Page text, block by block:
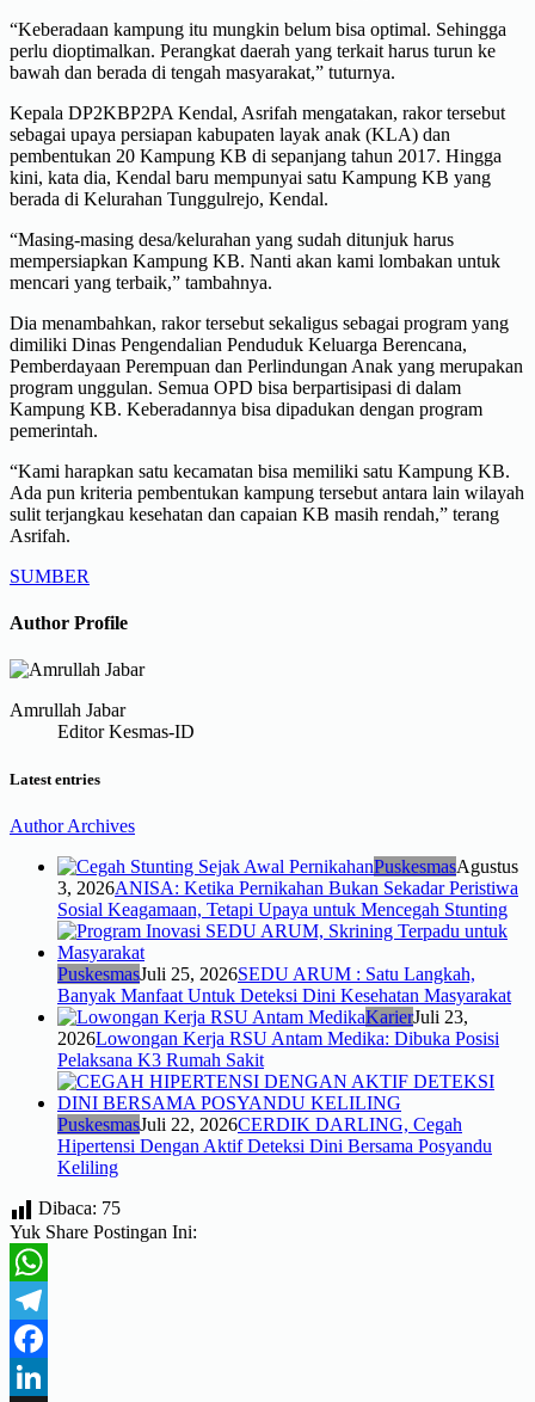
“Keberadaan kampung itu mungkin belum bisa optimal. Sehingga
perlu dioptimalkan. Perangkat daerah yang terkait harus turun ke
bawah dan berada di tengah masyarakat,” tuturnya.
Kepala DP2KBP2PA Kendal, Asrifah mengatakan, rakor tersebut
sebagai upaya persiapan kabupaten layak anak (KLA) dan
pembentukan 20 Kampung KB di sepanjang tahun 2017. Hingga
kini, kata dia, Kendal baru mempunyai satu Kampung KB yang
berada di Kelurahan Tunggulrejo, Kendal.
“Masing-masing desa/kelurahan yang sudah ditunjuk harus
mempersiapkan Kampung KB. Nanti akan kami lombakan untuk
mencari yang terbaik,” tambahnya.
Dia menambahkan, rakor tersebut sekaligus sebagai program yang
dimiliki Dinas Pengendalian Penduduk Keluarga Berencana,
Pemberdayaan Perempuan dan Perlindungan Anak yang merupakan
program unggulan. Semua OPD bisa berpartisipasi di dalam
Kampung KB. Keberadannya bisa dipadukan dengan program
pemerintah.
“Kami harapkan satu kecamatan bisa memiliki satu Kampung KB.
Ada pun kriteria pembentukan kampung tersebut antara lain wilayah
sulit terjangkau kesehatan dan capaian KB masih rendah,” terang
Asrifah.
SUMBER
Author Profile
Amrullah Jabar
Editor Kesmas-ID
Latest entries
Author Archives
PuskesmasAgustus
3, 2026ANISA: Ketika Pernikahan Bukan Sekadar Peristiwa
Sosial Keagamaan, Tetapi Upaya untuk Mencegah Stunting
PuskesmasJuli 25, 2026SEDU ARUM : Satu Langkah,
Banyak Manfaat Untuk Deteksi Dini Kesehatan Masyarakat
KarierJuli 23,
2026Lowongan Kerja RSU Antam Medika: Dibuka Posisi
Pelaksana K3 Rumah Sakit
PuskesmasJuli 22, 2026CERDIK DARLING, Cegah
Hipertensi Dengan Aktif Deteksi Dini Bersama Posyandu
Keliling
Dibaca: 75
Yuk Share Postingan Ini:
WhatsApp
Telegram
Facebook